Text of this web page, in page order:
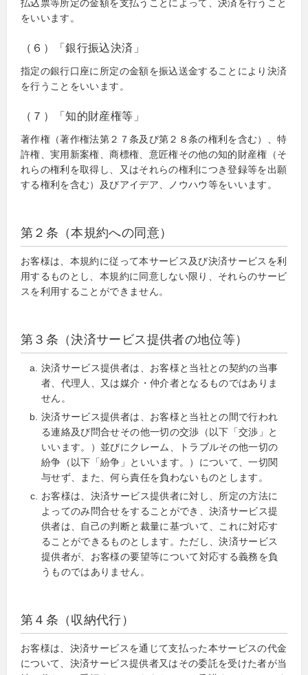
払込票等所定の金額を支払うことによって、決済を行うこと
をいいます。
（６）「銀行振込決済」
指定の銀行口座に所定の金額を振込送金することにより決済
を行うことをいいます。
（７）「知的財産権等」
著作権（著作権法第２７条及び第２８条の権利を含む）、特
許権、実用新案権、商標権、意匠権その他の知的財産権（そ
れらの権利を取得し、又はそれらの権利につき登録等を出願
する権利を含む）及びアイデア、ノウハウ等をいいます。
第２条（本規約への同意）
お客様は、本規約に従って本サービス及び決済サービスを利
用するものとし、本規約に同意しない限り、それらのサービ
スを利用することができません。
第３条（決済サービス提供者の地位等）
決済サービス提供者は、お客様と当社との契約の当事
者、代理人、又は媒介・仲介者となるものではありま
せん。
決済サービス提供者は、お客様と当社との間で行われ
る連絡及び問合せその他一切の交渉（以下「交渉」と
いいます。）並びにクレーム、トラブルその他一切の
紛争（以下「紛争」といいます。）について、一切関
与せず、また、何ら責任を負わないものとします。
お客様は、決済サービス提供者に対し、所定の方法に
よってのみ問合せをすることができ、決済サービス提
供者は、自己の判断と裁量に基づいて、これに対応す
ることができるものとします。ただし、決済サービス
提供者が、お客様の要望等について対応する義務を負
うものではありません。
第４条（収納代行）
お客様は、決済サービスを通じて支払った本サービスの代金
について、決済サービス提供者又はその委託を受けた者が当